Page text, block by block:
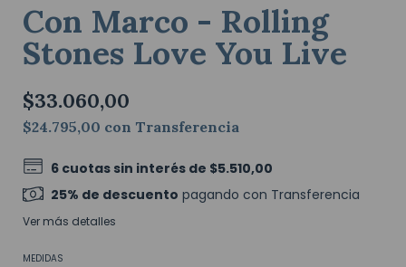
Con Marco - Rolling
Stones Love You Live
$33.060,00
$24.795,00 con Transferencia
6 cuotas sin interés de $5.510,00
25% de descuento pagando con Transferencia
Ver más detalles
MEDIDAS